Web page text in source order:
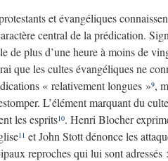
et évangéliques
central de la prédication.
de plus d’une heure à moins de
que les cultes évangéliques ne
« relativement longues »9,
L’élément marquant du
les esprits10. Henri Blocher
11 et John Stott dénonce les
reproches qui lui sont